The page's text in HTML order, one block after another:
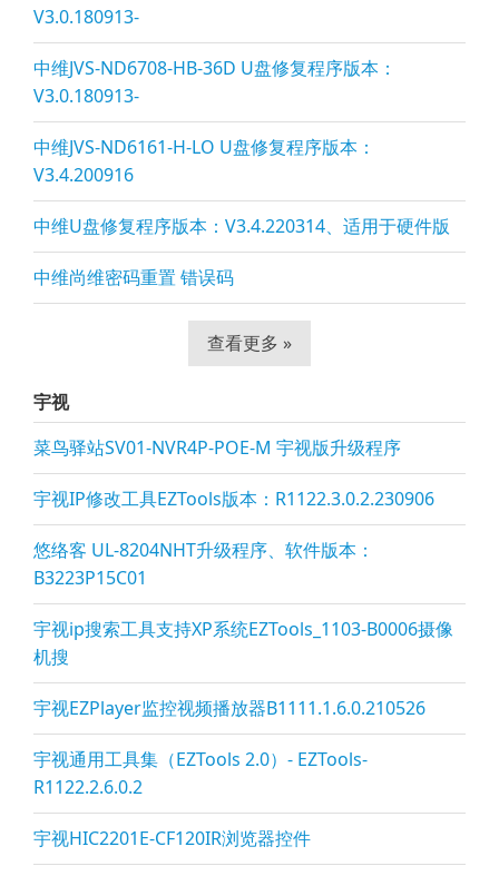
V3.0.180913-
中维JVS-ND6708-HB-36D U盘修复程序版本：
V3.0.180913-
中维JVS-ND6161-H-LO U盘修复程序版本：
V3.4.200916
中维U盘修复程序版本：V3.4.220314、适用于硬件版
中维尚维密码重置 错误码
查看更多 »
宇视
菜鸟驿站SV01-NVR4P-POE-M 宇视版升级程序
宇视IP修改工具EZTools版本：R1122.3.0.2.230906
悠络客 UL-8204NHT升级程序、软件版本：
B3223P15C01
宇视ip搜索工具支持XP系统EZTools_1103-B0006摄像
机搜
宇视EZPlayer监控视频播放器B1111.1.6.0.210526
宇视通用工具集（EZTools 2.0）- EZTools-
R1122.2.6.0.2
宇视HIC2201E-CF120IR浏览器控件